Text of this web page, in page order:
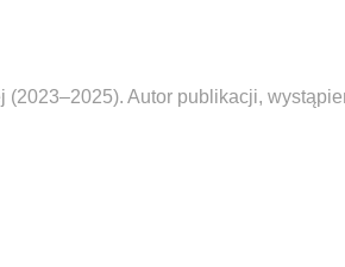
Autor publikacji,